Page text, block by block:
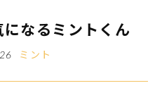
なるミントくん
ミント